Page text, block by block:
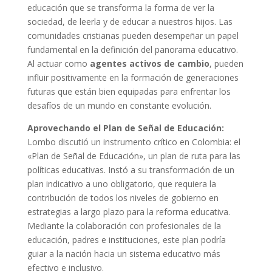
educación que se transforma la forma de ver la
sociedad, de leerla y de educar a nuestros hijos. Las
comunidades cristianas pueden desempeñar un papel
fundamental en la definición del panorama educativo.
Al actuar como agentes activos de cambio, pueden
influir positivamente en la formación de generaciones
futuras que están bien equipadas para enfrentar los
desafíos de un mundo en constante evolución.
Aprovechando el Plan de Señal de Educación:
Lombo discutió un instrumento crítico en Colombia: el
«Plan de Señal de Educación», un plan de ruta para las
políticas educativas. Instó a su transformación de un
plan indicativo a uno obligatorio, que requiera la
contribución de todos los niveles de gobierno en
estrategias a largo plazo para la reforma educativa.
Mediante la colaboración con profesionales de la
educación, padres e instituciones, este plan podría
guiar a la nación hacia un sistema educativo más
efectivo e inclusivo.